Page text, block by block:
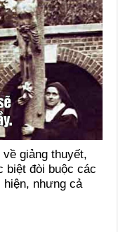
giảng thuyết,
biệt đòi buộc các
nhưng cả